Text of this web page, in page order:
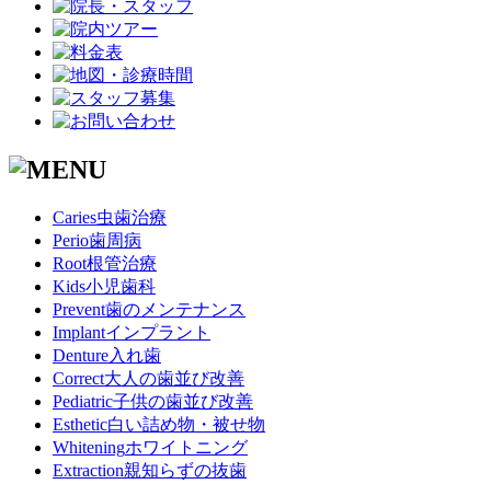
Caries虫歯治療
Perio歯周病
Root根管治療
Kids小児歯科
Prevent歯のメンテナンス
Implantインプラント
Denture入れ歯
Correct大人の歯並び改善
Pediatric子供の歯並び改善
Esthetic白い詰め物・被せ物
Whiteningホワイトニング
Extraction親知らずの抜歯